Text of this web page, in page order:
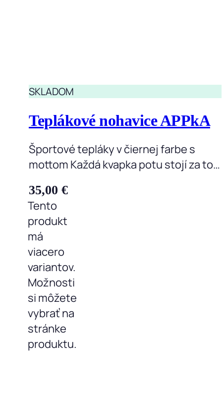
SKLADOM
Teplákové nohavice APPkA
Športové tepláky v čiernej farbe s
mottom Každá kvapka potu stojí za to…
35,00 €
Tento
produkt
má
viacero
variantov.
Možnosti
si môžete
vybrať na
stránke
produktu.